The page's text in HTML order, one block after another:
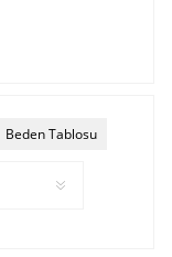
Beden Tablosu